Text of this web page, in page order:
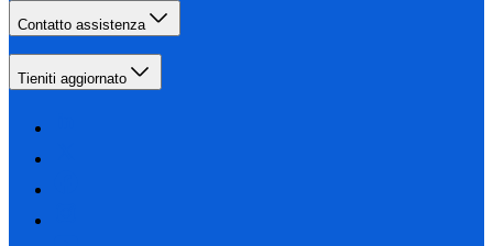
Contatto assistenza
Tieniti aggiornato